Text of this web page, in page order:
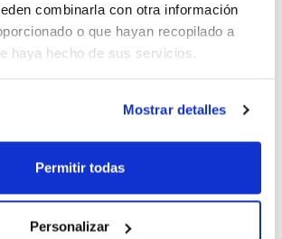
combinarla con otra información
o que hayan recopilado a
haya hecho de sus servicios.
Mostrar detalles
Permitir todas
Personalizar
de balón y 3 faltas recibidas.
se formó en el C.B. Jovens
fue con el Valencia Basket
jugadores adecco plata